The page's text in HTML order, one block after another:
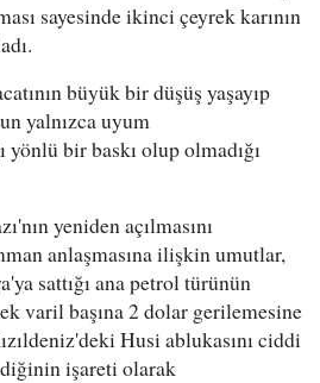
sayesinde ikinci çeyrek karının
büyük bir düşüş yaşayıp
yalnızca uyum
yönlü bir baskı olup olmadığı
yeniden açılmasını
anlaşmasına ilişkin umutlar,
sattığı ana petrol türünün
varil başına 2 dolar gerilemesine
Husi ablukasını ciddi
işareti olarak